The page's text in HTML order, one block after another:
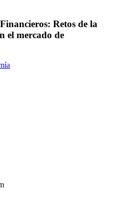
Retos de la
el mercado de